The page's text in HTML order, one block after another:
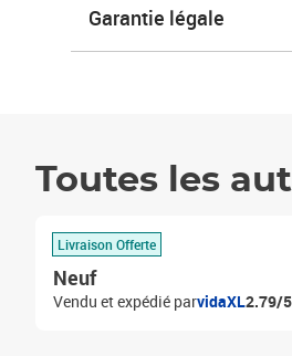
Garantie légale
Toutes les
Livraison Offerte
Neuf
Vendu et expédié parvidaXL2.79/5